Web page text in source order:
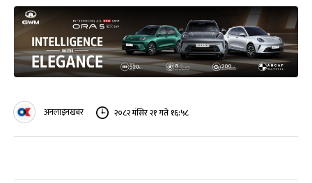
अनलाइनखबर २०८२ मंसिर २१ गते १६:५८